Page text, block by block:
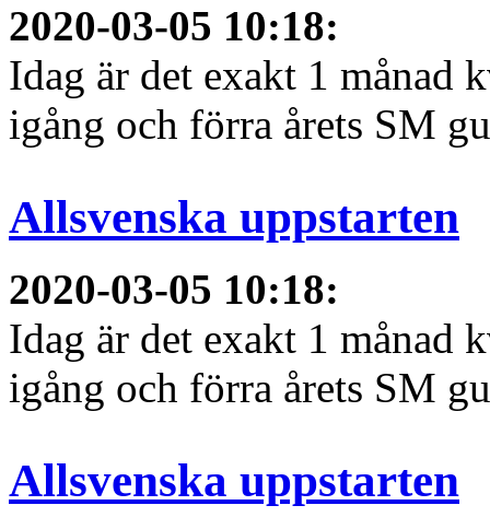
2020-03-05 10:18:
Idag är det exakt 1 månad
igång och förra årets SM
Allsvenska uppstarten
2020-03-05 10:18:
Idag är det exakt 1 månad
igång och förra årets SM
Allsvenska uppstarten